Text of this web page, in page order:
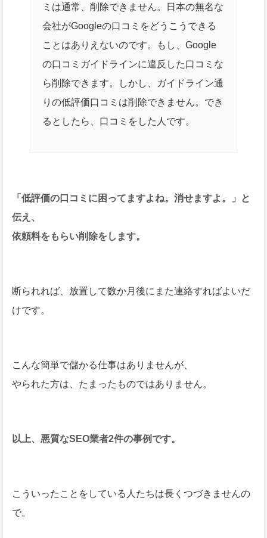
ミは通常、削除できません。日本の無名な
会社がGoogleの口コミをどうこうできる
ことはありえないのです。もし、Google
の口コミガイドラインに違反した口コミな
ら削除できます。しかし、ガイドライン通
りの低評価口コミは削除できません。でき
るとしたら、口コミをした人です。
「低評価の口コミに困ってますよね。消せますよ。」と
伝え、
依頼料をもらい削除をします。
断られれば、放置して数か月後にまた連絡すればよいだ
けです。
こんな簡単で儲かる仕事はありませんが、
やられた方は、たまったものではありません。
以上、悪質なSEO業者2件の事例です。
こういったことをしている人たちは長くつづきませんの
で。